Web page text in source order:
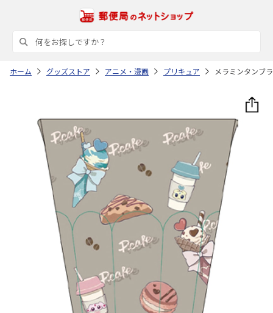
ホーム グッズストア アニメ・漫画 プリキュア メラミンタンブ